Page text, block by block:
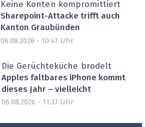
Keine Konten kompromittiert
Sharepoint-Attacke trifft auch
Kanton Graubünden
06.08.2026 - 10:47 Uhr
Die Gerüchteküche brodelt
Apples faltbares iPhone kommt
dieses Jahr – vielleicht
06.08.2026 - 11:37 Uhr